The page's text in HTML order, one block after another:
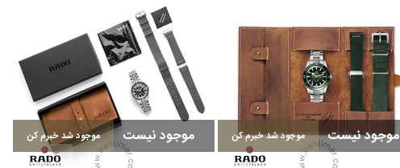
موجود نیست موجود شد خبرم کن موجود نیست موجود شد خبرم کن